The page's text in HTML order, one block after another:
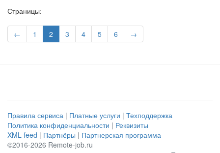
Страницы:
← 1 2 3 4 5 6 →
Правила сервиса | Платные услуги | Техподдержка
Политика конфиденциальности | Реквизиты
XML feed | Партнёры | Партнерская программа
©2016-2026 Remote-job.ru